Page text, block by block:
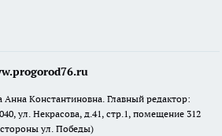
Константиновна. Главный редактор:
ул. Некрасова, д.41, стр.1, помещение 312
ул. Победы)